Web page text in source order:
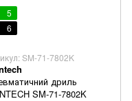
5
6
SM-71-7802K
дриль
SM-71-7802K